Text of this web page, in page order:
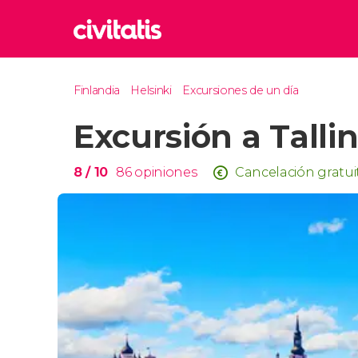
Reino
Finlandia Helsinki Excursiones de un día
Excursión a Tallin
8/ 10 86 opiniones Cancelación